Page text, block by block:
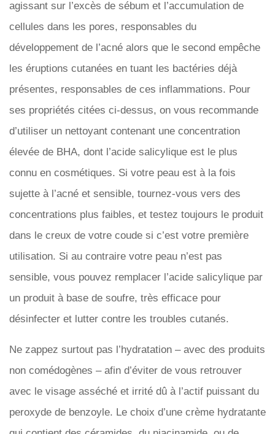
agissant sur l’excès de sébum et l’accumulation de
cellules dans les pores, responsables du
développement de l’acné alors que le second empêche
les éruptions cutanées en tuant les bactéries déjà
présentes, responsables de ces inflammations. Pour
ses propriétés citées ci-dessus, on vous recommande
d’utiliser un nettoyant contenant une concentration
élevée de BHA, dont l’acide salicylique est le plus
connu en cosmétiques. Si votre peau est à la fois
sujette à l’acné et sensible, tournez-vous vers des
concentrations plus faibles, et testez toujours le produit
dans le creux de votre coude si c’est votre première
utilisation. Si au contraire votre peau n’est pas
sensible, vous pouvez remplacer l’acide salicylique par
un produit à base de soufre, très efficace pour
désinfecter et lutter contre les troubles cutanés.
Ne zappez surtout pas l’hydratation – avec des produits
non comédogènes – afin d’éviter de vous retrouver
avec le visage asséché et irrité dû à l’actif puissant du
peroxyde de benzoyle. Le choix d’une crème hydratante